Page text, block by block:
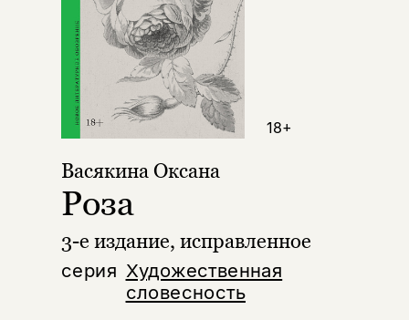
серия Художественная
словесность
Васякина Оксана
Роза
3-е издание, исправленное
18+